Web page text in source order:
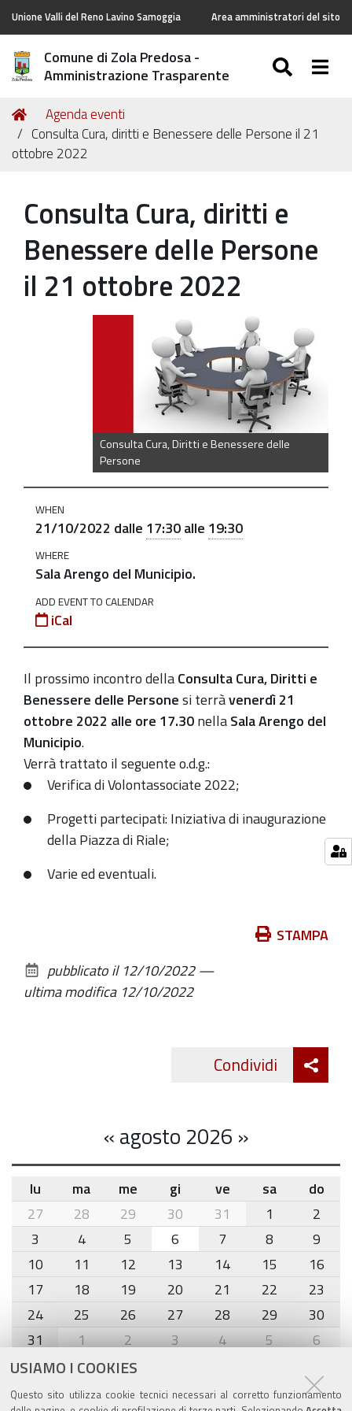
USIAMO I COOKIES
Questo sito utilizza cookie tecnici necessari al corretto funzionamento
Unione Valli del Reno Lavino Samoggia Area amministratori del sito
Comune di Zola Predosa -
Amministrazione Trasparente
Tu
sei
qui:
Home
Agenda eventi
Consulta Cura, diritti e Benessere delle Persone il 21
ottobre 2022
Consulta Cura, diritti e
Benessere delle Persone
il 21 ottobre 2022
Consulta Cura, Diritti e Benessere delle
Persone
https://old.comune.zolapredosa.bo.it/events/consulta-
21_ott_2022
Cura,
Benessere
delle
Persone
il
21
ottobre
2022
2022-
10-
21T17:30:00+02:00
2022-
10-
21T19:30:00+02:00
WHEN
21/10/2022 dalle 17:30alle 19:30
WHERE
Sala Arengo del Municipio.
ADD EVENT TO CALENDAR
iCal
Il prossimo incontro dellaConsulta Cura, Diritti e
Benessere delle Personesi terràvenerdì 21
ottobre 2022 alle ore 17.30nellaSala Arengo del
Municipio.
Verrà trattato il seguente o.d.g.:
Verifica di Volontassociate 2022;
Progetti partecipati: Iniziativa di inaugurazione
della Piazza di Riale;
Varie ed eventuali.
documento
STAMPA
pubblicato il 12/10/2022—
ultima modifica 12/10/2022
Condividi
«agosto 2026 »
month-
8
lu ma me gi ve sa
do
27
28 29 30 31 1
2
3
4 5 6 7 8
9
10
11 12 13 14 15
16
17
18 19 20 21 22
23
24
25 26 27 28 29
30
31
1 2 3 4 5 6
Agenda eventi